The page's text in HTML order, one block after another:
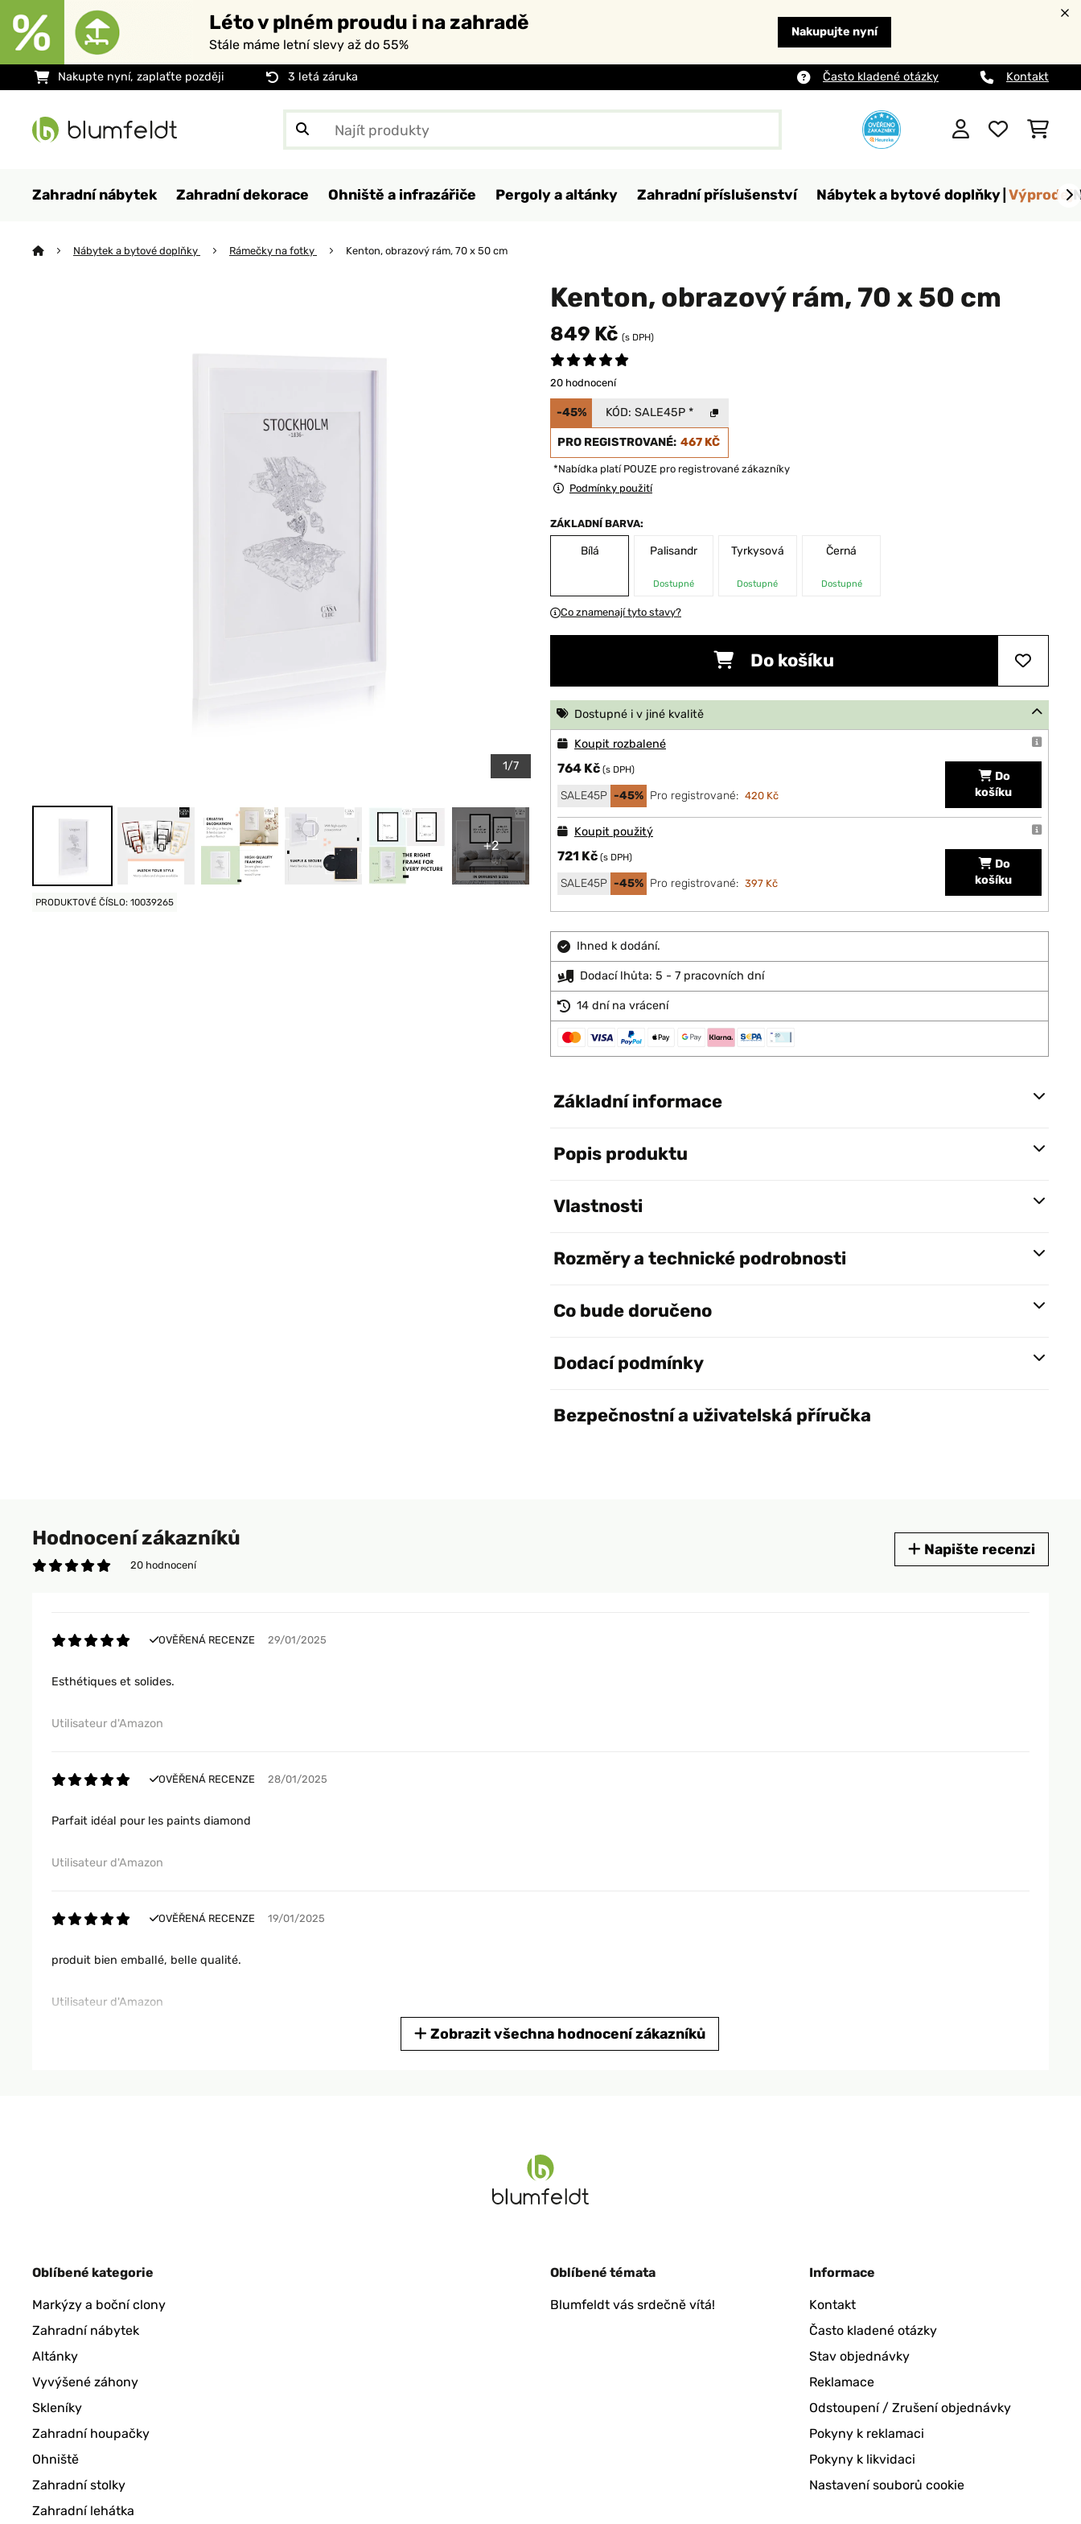
Léto v plném proudu i na zahradě
Stále máme letní slevy až do 55%
Nakupujte nyní
Nakupte nyní, zaplaťte později 3 letá záruka Často kladené otázky Kontakt
Zahradní nábytek Zahradní dekorace Ohniště a infrazářiče Pergoly a altánky Zahradní příslušenství Nábytek a bytové doplňky Výprodej
Nábytek a bytové doplňky Rámečky na fotky Kenton, obrazový rám, 70 x 50 cm
1/7
+2
PRODUKTOVÉ ČÍSLO: 10039265
Kenton, obrazový rám, 70 x 50 cm
849 Kč (s DPH)
20 hodnocení
-45% KÓD: SALE45P*
PRO REGISTROVANÉ: 467 KČ
*Nabídka platí POUZE pro registrované zákazníky
Podmínky použití
ZÁKLADNÍ BARVA:
Bílá Palisandr
Dostupné
Tyrkysová
Dostupné
Černá
Dostupné
Co znamenají tyto stavy?
Do košíku
Dostupné i v jiné kvalitě
Koupit rozbalené
764 Kč (s DPH)
SALE45P -45% Pro registrované: 420 Kč
Do
košíku
Koupit použitý
721 Kč (s DPH)
SALE45P -45% Pro registrované: 397 Kč
Do
košíku
Ihned k dodání.
Dodací lhůta: 5 - 7 pracovních dní
14 dní na vrácení
Základní informace
Popis produktu
Vlastnosti
Rozměry a technické podrobnosti
Co bude doručeno
Dodací podmínky
Bezpečnostní a uživatelská příručka
Hodnocení zákazníků
20 hodnocení
Napište recenzi
OVĚŘENÁ RECENZE 29/01/2025
Esthétiques et solides.
Utilisateur d'Amazon
OVĚŘENÁ RECENZE 28/01/2025
Parfait idéal pour les paints diamond
Utilisateur d'Amazon
OVĚŘENÁ RECENZE 19/01/2025
produit bien emballé, belle qualité.
Utilisateur d'Amazon
Utilisateur d'Amazon
Pour y mettre des Diamond Painting ! Très bon rapport qualité/prix ️
Correspond à mes attentes et emballage soigné
Zobrazit všechna hodnocení zákazníků
Oblíbené kategorie
Markýzy a boční clony
Zahradní nábytek
Altánky
Vyvýšené záhony
Skleníky
Zahradní houpačky
Ohniště
Zahradní stolky
Zahradní lehátka
Oblíbené témata
Blumfeldt vás srdečně vítá!
Informace
Kontakt
Často kladené otázky
Stav objednávky
Reklamace
Odstoupení / Zrušení objednávky
Pokyny k reklamaci
Pokyny k likvidaci
Nastavení souborů cookie